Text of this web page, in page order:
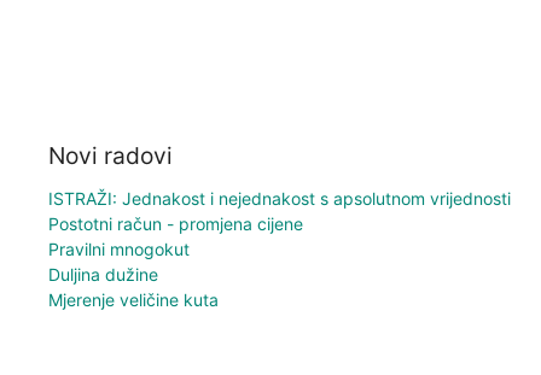
Novi radovi
ISTRAŽI: Jednakost i nejednakost s apsolutnom vrijednosti
Postotni račun - promjena cijene
Pravilni mnogokut
Duljina dužine
Mjerenje veličine kuta